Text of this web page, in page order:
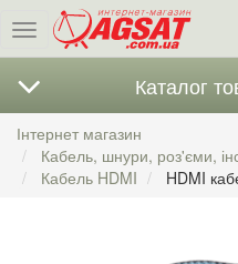
Меню
Каталог
Інтернет магазин
Кабель, шнури, роз'єми,
Кабель HDMI
HDMI